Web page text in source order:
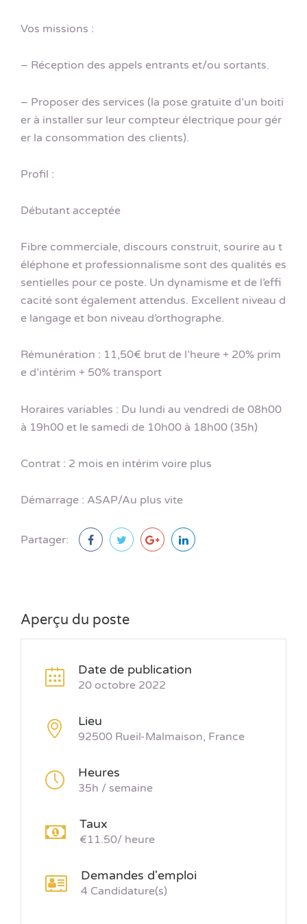
Vos missions :
– Réception des appels entrants et/ou sortants.
– Proposer des services (la pose gratuite d’un boiti
er à installer sur leur compteur électrique pour gér
er la consommation des clients).
Profil :
Débutant acceptée
Fibre commerciale, discours construit, sourire au t
éléphone et professionnalisme sont des qualités es
sentielles pour ce poste. Un dynamisme et de l’effi
cacité sont également attendus. Excellent niveau d
e langage et bon niveau d’orthographe.
Rémunération : 11,50€ brut de l’heure + 20% prim
e d’intérim + 50% transport
Horaires variables : Du lundi au vendredi de 08h00
à 19h00 et le samedi de 10h00 à 18h00 (35h)
Contrat : 2 mois en intérim voire plus
Démarrage : ASAP/Au plus vite
Partager:
Aperçu du poste
Date de publication
20 octobre 2022
Lieu
92500 Rueil-Malmaison, France
Heures
35h / semaine
Taux
€11.50/ heure
Demandes d'emploi
4 Candidature(s)